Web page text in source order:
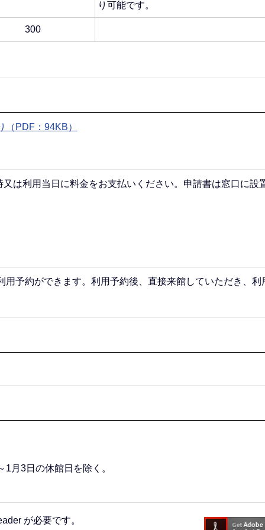
り可能です。
300
PDF：94KB）
は利用当日に料金をお支払いください。申請書は窓口に設
予約ができます。利用予約後、直接来館していただき、利
月3日の休館日を除く。
が必要です。